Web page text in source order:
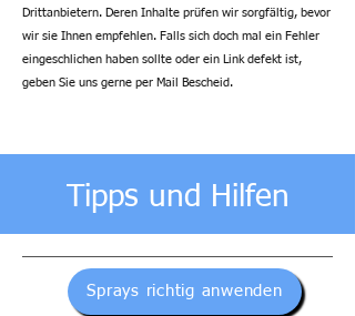
Drittanbietern. Deren Inhalte prüfen wir sorgfältig, bevor
wir sie Ihnen empfehlen. Falls sich doch mal ein Fehler
eingeschlichen haben sollte oder ein Link defekt ist,
geben Sie uns gerne per Mail Bescheid.
Tipps und Hilfen
Sprays richtig anwenden